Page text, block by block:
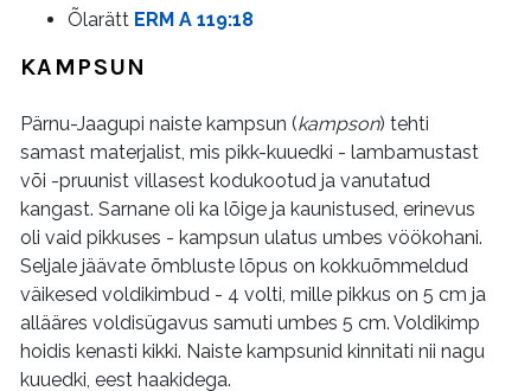
Õlarätt ERM A 119:18
KAMPSUN
Pärnu-Jaagupi naiste kampsun (kampson) tehti
samast materjalist, mis pikk-kuuedki - lambamustast
või -pruunist villasest kodukootud ja vanutatud
kangast. Sarnane oli ka lõige ja kaunistused, erinevus
oli vaid pikkuses - kampsun ulatus umbes vöökohani.
Seljale jäävate õmbluste lõpus on kokkuõmmeldud
väikesed voldikimbud - 4 volti, mille pikkus on 5 cm ja
allääres voldisügavus samuti umbes 5 cm. Voldikimp
hoidis kenasti kikki. Naiste kampsunid kinnitati nii nagu
kuuedki, eest haakidega.